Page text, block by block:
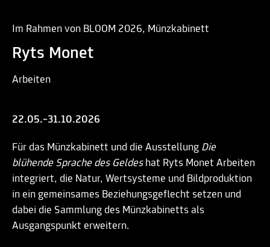
Im Rahmen von BLOOM 2026, Münzkabinett
Ryts Monet
Arbeiten
22.05.–31.10.2026
Für das Münzkabinett und die Ausstellung Die
blühende Sprache des Geldeshat Ryts Monet Arbeiten
integriert, die Natur, Wertsysteme und Bildproduktion
in ein gemeinsames Beziehungsgeflecht setzen und
dabei die Sammlung des Münzkabinetts als
Ausgangspunkt erweitern.